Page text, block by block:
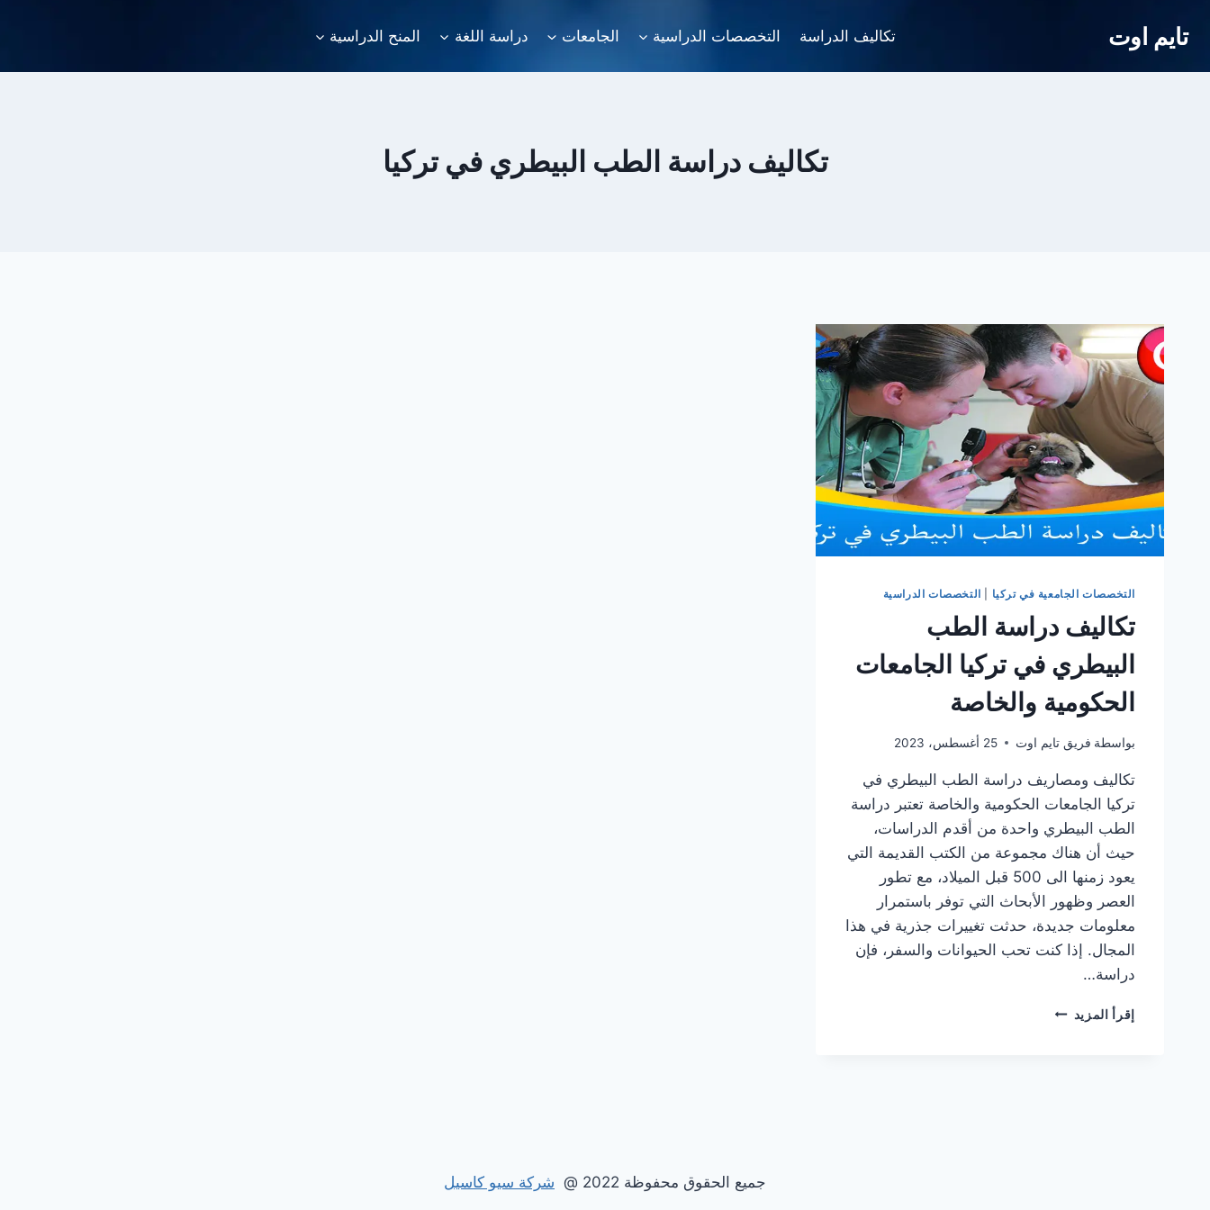
تايم اوت تكاليف الدراسة التخصصات الدراسية الجامعات دراسة اللغة المنح الدراسية
تكاليف دراسة الطب البيطري في تركيا
التخصصات الجامعية في تركيا التخصصات الدراسية
تكاليف دراسة الطب
البيطري في تركيا الجامعات
الحكومية والخاصة
بواسطة فريق تايم اوت 25 أغسطس، 2023
تكاليف ومصاريف دراسة الطب البيطري في
تركيا الجامعات الحكومية والخاصة تعتبر دراسة
الطب البيطري واحدة من أقدم الدراسات،
حيث أن هناك مجموعة من الكتب القديمة التي
يعود زمنها الى 500 قبل الميلاد، مع تطور
العصر وظهور الأبحاث التي توفر باستمرار
معلومات جديدة، حدثت تغييرات جذرية في هذا
المجال. إذا كنت تحب الحيوانات والسفر، فإن
دراسة…
إقرأ المزيد تكاليف
جميع الحقوق محفوظة 2022 @ شركة سيو كاسيل